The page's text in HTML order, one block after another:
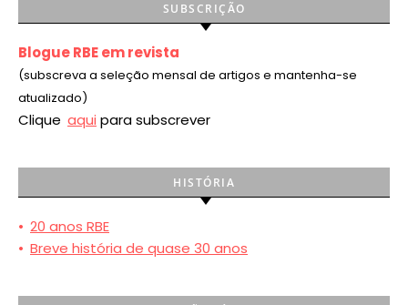
SUBSCRIÇÃO
Blogue RBE em revista
(subscreva a seleção mensal de artigos e mantenha-se
atualizado)
Clique aqui para subscrever
HISTÓRIA
• 20 anos RBE
• Breve história de quase 30 anos